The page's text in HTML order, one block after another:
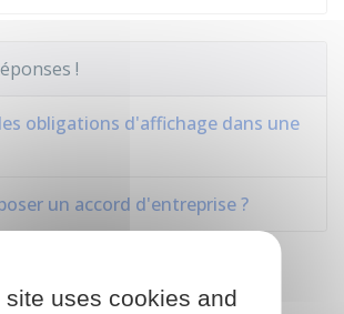
!
obligations d'affichage dans une
un accord d'entreprise ?
site uses cookies and